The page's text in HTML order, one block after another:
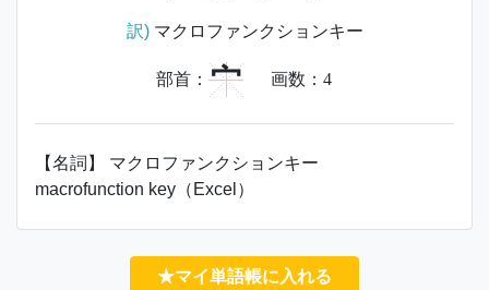
訳)マクロファンクションキー
部首： 宀 画数： 4
【名詞】 マクロファンクションキー
macrofunction key（Excel）
★マイ単語帳に入れる